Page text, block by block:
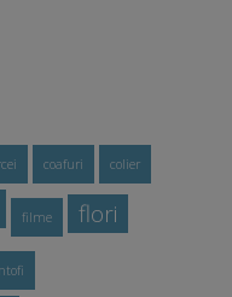
coafuri colier
filme flori